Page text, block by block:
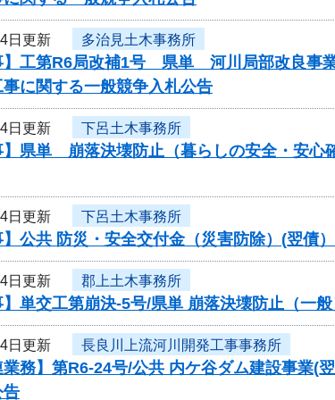
日更新 多治見土木事務所
】工第R6局改補1号 県単 河川局部改良事
に関する一般競争入札公告
日更新 下呂土木事務所
】県単 崩落決壊防止（暮らしの安全・安
日更新 下呂土木事務所
公共 防災・安全交付金（災害防除）(翌債
日更新 郡上土木事務所
単交工第崩決-5号/県単 崩落決壊防止（一
日更新 長良川上流河川開発工事事務所
務】第R6-24号/公共 内ケ谷ダム建設事業(
告